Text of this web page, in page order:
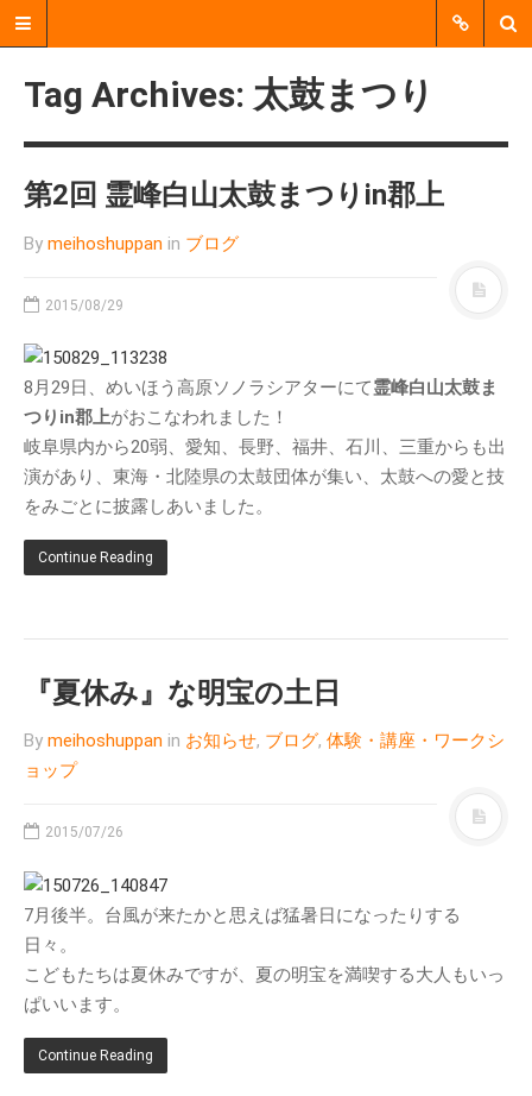
郡上市明宝で、個人、企業、
行政、地域活動団体などをつ
なぐ、 中間支援をおこなう非
営利活動法人（NPO法人）で
す。
ブログ
体験・講座・ワークショ
ONE-DAY CHEF＆CAFE
MOSO塾
明宝PHOTO
このブログについて
NPO法人ななしんぼ
めいほうツーネット
旧ブログ(ななしんぼ)
最近の投稿
清流「吉田川」の魚たちを覗い
てみよう！
Tag Archives: 太鼓まつり
第2回 霊峰白山太鼓まつりin郡上
By meihoshuppan in ブログ
2015/08/29
8月29日、めいほう高原ソノラシアターにて霊峰白山太鼓ま
つりin郡上がおこなわれました！
岐阜県内から20弱、愛知、長野、福井、石川、三重からも出
演があり、東海・北陸県の太鼓団体が集い、太鼓への愛と技
をみごとに披露しあいました。
Continue Reading
『夏休み』な明宝の土日
By meihoshuppan in お知らせ, ブログ, 体験・講座・ワークシ
ョップ
2015/07/26
7月後半。台風が来たかと思えば猛暑日になったりする
日々。
こどもたちは夏休みですが、夏の明宝を満喫する大人もいっ
ぱいいます。
Continue Reading